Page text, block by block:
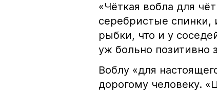
«Чёткая вобла для
серебристые спинки,
рыбки, что и у
уж больно позитивно
Воблу «для
дорогому человеку.